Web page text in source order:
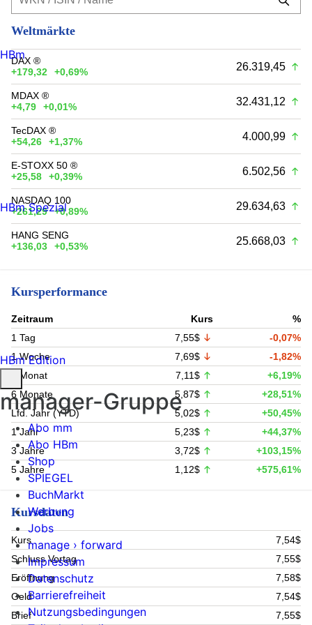
Weltmärkte
DAX ®
+179,32
+0,69% 26.319,45
MDAX ®
+4,79
+0,01% 32.431,12
TecDAX ®
+54,26
+1,37% 4.000,99
E-STOXX 50 ®
+25,58
+0,39% 6.502,56
NASDAQ 100
+261,29
+0,89% 29.634,63
HANG SENG
+136,03
+0,53% 25.668,03
Kursperformance
Zeitraum Kurs
%
1 Tag
7,55$
-0,07%
1 Woche
7,69$
-1,82%
1 Monat
7,11$
+6,19%
6 Monate
5,87$
+28,51%
Lfd. Jahr (YTD)
5,02$
+50,45%
1 Jahr
5,23$
+44,37%
3 Jahre
3,72$
+103,15%
5 Jahre
1,12$ +575,61%
Kursdaten
Kurs
7,54$
Schluss Vortag
7,55$
Eröffnung
7,58$
Geld
7,54$
Brief
7,55$
HBm
HBm Spezial
HBm Edition
manager-Gruppe
Abo mm
Abo HBm
Shop
SPIEGEL
BuchMarkt
Werbung
Jobs
manage › forward
Impressum
Datenschutz
Barrierefreiheit
Nutzungsbedingungen